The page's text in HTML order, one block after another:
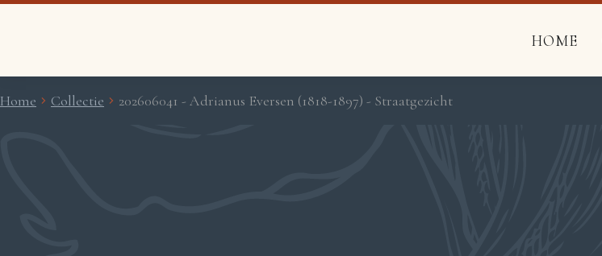
HOME
Home Collectie 202606041 - Adrianus Eversen (1818-1897) - Straatgezicht